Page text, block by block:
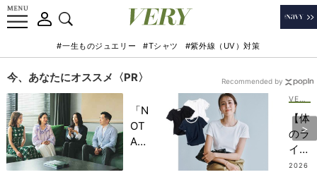
#一生ものジュエリー #Tシャツ #紫外線（UV）対策
今、あなたにオススメ〈PR〉
「N
OT
A
【体
のラ
イン
を拾
2026
Recommended by